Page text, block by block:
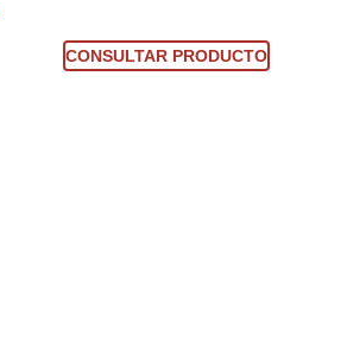
CONSULTAR PRODUCTO